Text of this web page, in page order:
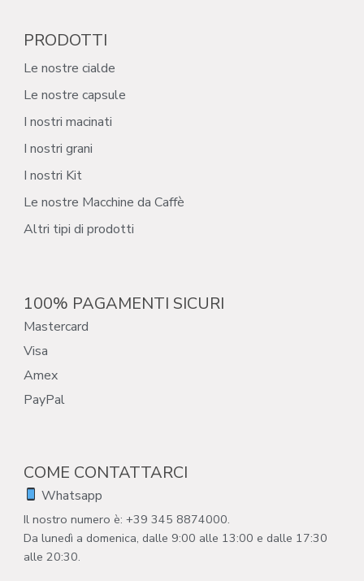
PRODOTTI
Le nostre cialde
Le nostre capsule
I nostri macinati
I nostri grani
I nostri Kit
Le nostre Macchine da Caffè
Altri tipi di prodotti
100% PAGAMENTI SICURI
Mastercard
Visa
Amex
PayPal
COME CONTATTARCI
Whatsapp
Il nostro numero è: +39 345 8874000.
Da lunedì a domenica, dalle 9:00 alle 13:00 e dalle 17:30
alle 20:30.